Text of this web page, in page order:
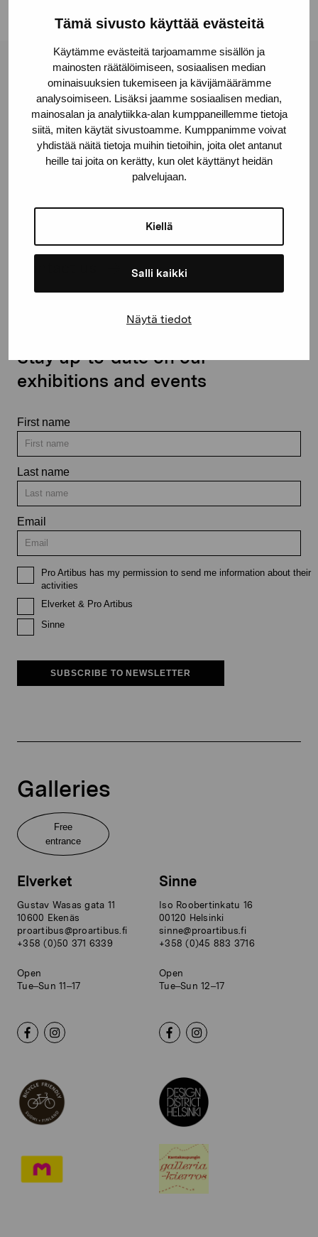
Tämä sivusto käyttää evästeitä
Käytämme evästeitä tarjoamamme sisällön ja
mainosten räätälöimiseen, sosiaalisen median
ominaisuuksien tukemiseen ja kävijämäärämme
analysoimiseen. Lisäksi jaamme sosiaalisen median,
mainosalan ja analytiikka-alan kumppaneillemme tietoja
siitä, miten käytät sivustoamme. Kumppanimme voivat
yhdistää näitä tietoja muihin tietoihin, joita olet antanut
heille tai joita on kerätty, kun olet käyttänyt heidän
palvelujaan.
Kiellä
Salli kaikki
Näytä tiedot
Pro Artibus Foundation
Gustav Wasas gata 11
10600 Ekenäs
proartibus@proartibus.fi
Stay up-to-date on our
exhibitions and events
First name
Last name
Email
Pro Artibus has my permission to send me information about their
activities
Elverket & Pro Artibus
Sinne
SUBSCRIBE TO NEWSLETTER
Galleries
Free
entrance
Elverket
Gustav Wasas gata 11
10600 Ekenäs
proartibus@proartibus.fi
+358 (0)50 371 6339
Open
Tue–Sun 11–17
Sinne
Iso Roobertinkatu 16
00120 Helsinki
sinne@proartibus.fi
+358 (0)45 883 3716
Open
Tue–Sun 12–17